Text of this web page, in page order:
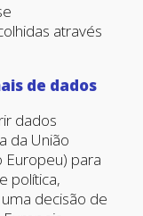
através
de dados
dados
da União
Europeu) para
política,
decisão de